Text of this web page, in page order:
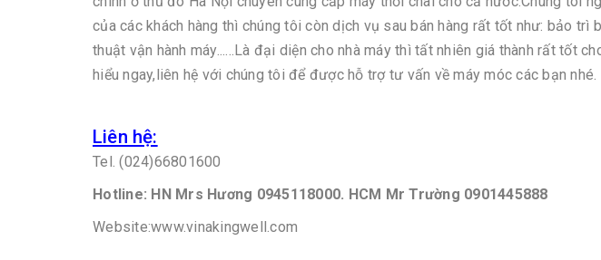
của các khách hàng thì chúng tôi còn dịch vụ sau bán hàng rất tốt như: bảo trì
thuật vận hành máy......Là đại diện cho nhà máy thì tất nhiên giá thành rất tốt
hiểu ngay,liên hệ với chúng tôi để được hỗ trợ tư vấn về máy móc các bạn nhé.
Liên hệ:
Tel. (024)66801600
Hotline: HN Mrs Hương 0945118000. HCM Mr Trường 0901445888
Website:www.vinakingwell.com